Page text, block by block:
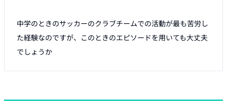
中学のときのサッカーのクラブチームでの活動が最も苦労し
た経験なのですが、このときのエピソードを用いても大丈夫
でしょうか